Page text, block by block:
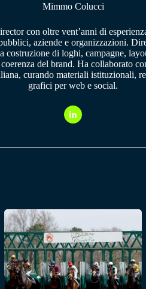
Mimmo Colucci
con oltre vent’anni di
aziende e organizzazioni.
costruzione di loghi, campagne,
del brand. Ha collaborato
curando materiali istituzionali,
grafici per web e social.